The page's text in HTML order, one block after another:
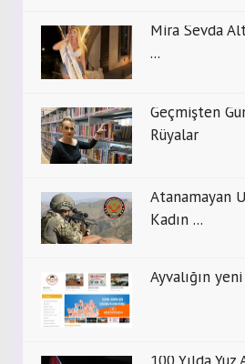
Mira Sevda
...
Geçmişten
Rüyalar
Atanamayan
Kadın ...
Ayvalığın